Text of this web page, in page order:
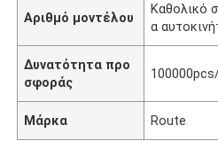
Αριθμό μοντέλου
Καθολικό
α
Δυνατότητα προ
σφοράς
Μάρκα Route